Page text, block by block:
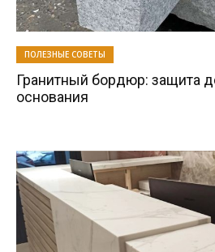
ПОЛЕЗНЫЕ СОВЕТЫ
Гранитный бордюр: защита
основания